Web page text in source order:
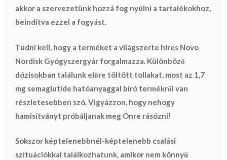
akkor a szervezetünk hozzá fog nyúlni a tartalékokhoz,
beindítva ezzel a fogyást.
Tudni kell, hogy a terméket a világszerte híres Novo
Nordisk Gyógyszergyár forgalmazza. Különböző
dózisokban találunk előre töltött tollakat, most az 1,7
mg semaglutide hatóanyaggal bíró termékről van
részletesebben szó. Vigyázzon, hogy nehogy
hamisítványt próbáljanak meg Önre rásózni!
Sokszor képtelenebbnél-képtelenebb csalási
szituációkkal találkozhatunk, amikor nem könnyű